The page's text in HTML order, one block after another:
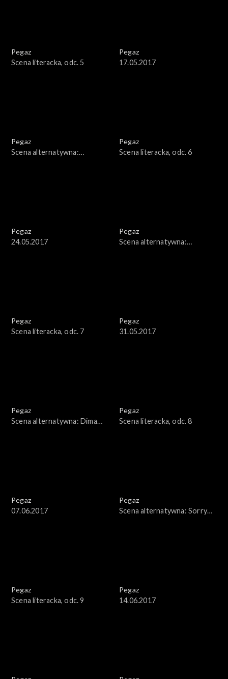
Pegaz
Scena literacka, odc. 5
Pegaz
17.05.2017
Pegaz
Scena alternatywna:
Pegaz
Scena literacka, odc. 6
Pegaz
24.05.2017
Pegaz
Scena alternatywna:
Pegaz
Scena literacka, odc. 7
Pegaz
31.05.2017
Pegaz
Scena alternatywna: Dima
Pegaz
Scena literacka, odc. 8
Pegaz
07.06.2017
Pegaz
Scena alternatywna: Sorry
Pegaz
Scena literacka, odc. 9
Pegaz
14.06.2017